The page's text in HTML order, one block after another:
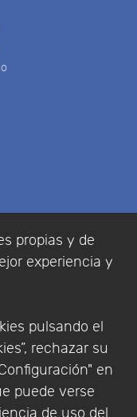
propias y de
experiencia y
pulsando el
rechazar su
en
puede verse
de uso del
de Privacidad |